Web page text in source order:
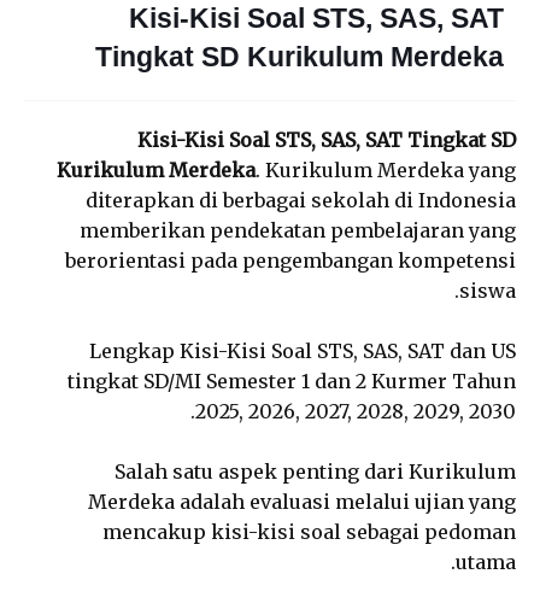
Kisi-Kisi Soal STS, SAS, SAT
Tingkat SD Kurikulum Merdeka
Kisi-Kisi Soal STS, SAS, SAT Tingkat SD
Kurikulum Merdeka. Kurikulum Merdeka yang
diterapkan di berbagai sekolah di Indonesia
memberikan pendekatan pembelajaran yang
berorientasi pada pengembangan kompetensi
siswa.
Lengkap Kisi-Kisi Soal STS, SAS, SAT dan US
tingkat SD/MI Semester 1 dan 2 Kurmer Tahun
2025, 2026, 2027, 2028, 2029, 2030.
Salah satu aspek penting dari Kurikulum
Merdeka adalah evaluasi melalui ujian yang
mencakup kisi-kisi soal sebagai pedoman
utama.